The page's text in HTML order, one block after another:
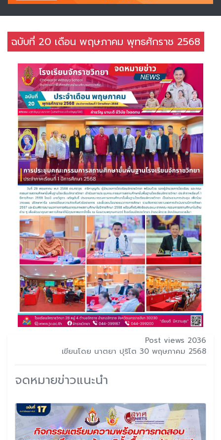
ฉบับที่ 20 เดือน พฤษภาคม พุทธศักราช 2568
Post views 2036
เขียนโดย นาตยา ปุริโต 30 พฤษภาคม 2568
จดหมายข่าวแนะนำ